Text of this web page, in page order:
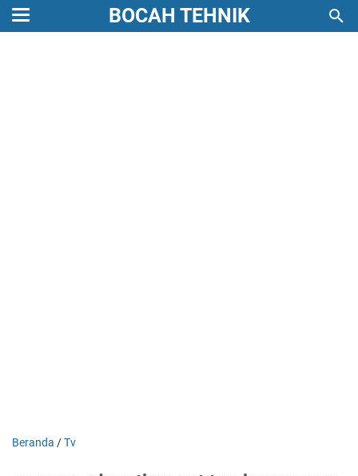
BOCAH TEHNIK
Beranda /Tv